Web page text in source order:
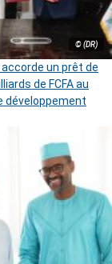
© (DR)
un prêt de
de FCFA au
développement